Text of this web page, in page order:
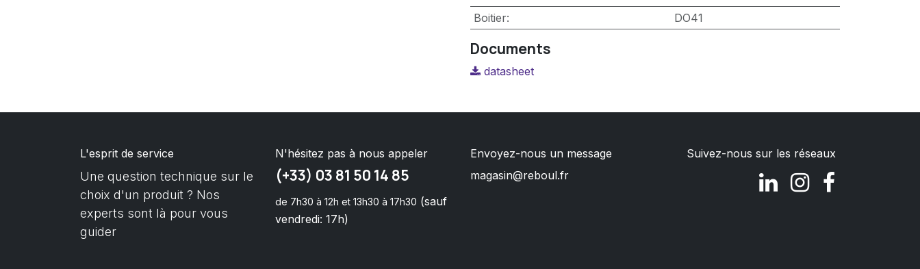
Boitier: DO41
Documents
datasheet
L'esprit de service
Une question technique sur le
choix d'un produit ? Nos
experts sont là pour vous
guider
N'hésitez pas à nous appeler
(+33) 03 81 50 14 85
de 7h30 à 12h et 13h30 à 17h30 (sauf
vendredi: 17h)
Envoyez-nous un message
magasin@reboul.fr
Suivez-nous sur les réseaux